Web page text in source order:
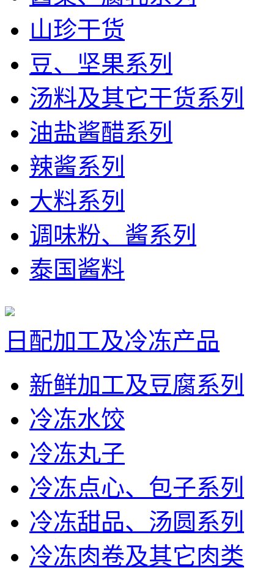
山珍干货
豆、坚果系列
汤料及其它干货系列
油盐酱醋系列
辣酱系列
大料系列
调味粉、酱系列
泰国酱料
日配加工及冷冻产品
新鲜加工及豆腐系列
冷冻水饺
冷冻丸子
冷冻点心、包子系列
冷冻甜品、汤圆系列
冷冻肉卷及其它肉类